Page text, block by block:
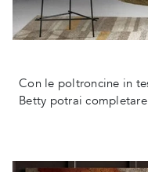
Con le poltroncine in
Betty potrai